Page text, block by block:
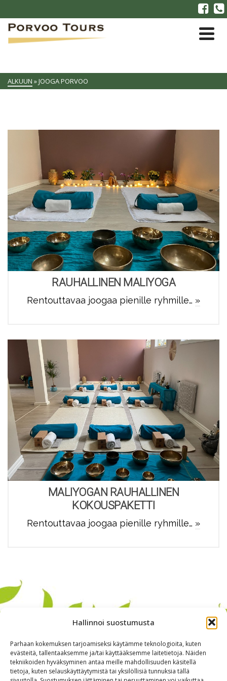
Hallinnoi suostumusta
Parhaan kokemuksen tarjoamiseksi käytämme teknologioita, kuten
evästeitä, tallentaaksemme ja/tai käyttääksemme laitetietoja. Näiden
tekniikoiden hyväksyminen antaa meille mahdollisuuden käsitellä
tietoja, kuten selauskäyttäytymistä tai yksilöllisiä tunnuksia tällä
ALKUUN »JOOGA PORVOO
RAUHALLINEN MALIYOGA
Rentouttavaa joogaa pienille ryhmille… »
MALIYOGAN RAUHALLINEN
KOKOUSPAKETTI
Rentouttavaa joogaa pienille ryhmille… »